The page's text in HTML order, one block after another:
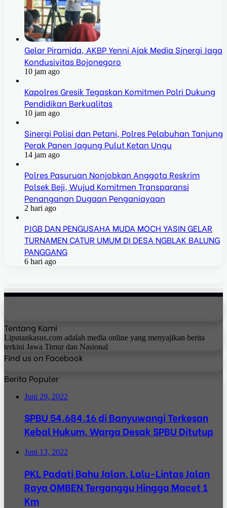
Gelar Piramida, AKBP Yenni Ajak Media Sinergi Jaga
Kondusivitas Bojonegoro
10 jam ago
Kapolres Gresik Tegaskan Komitmen Polri Dukung
Pendidikan Berkualitas
10 jam ago
Sinergi Polisi dan Petani, Polres Pelabuhan Tanjung
Perak Panen Jagung Pulut Ketan Ungu
14 jam ago
Polres Pasuruan Nonjobkan Anggota Reskrim
Polsek Beji, Wujud Komitmen Transparansi
Penanganan Dugaan Penganiayaan
2 hari ago
PJGB DAN PENGUSAHA MUDA MOCH YASIN GELAR
TURNAMEN CATUR UMUM DI DESA NGBLAK BALUNG
PANGGANG
6 hari ago
Tentang Kami
Liputankasus.com adalah media online yang menyajikan berita
terkini Jawa Timur dan Nasional
Find us on Facebook
Berita Populer
Juni 29, 2022
SPBU 54.684.16 di Banyuwangi Terkesan
Kebal Hukum, Warga Desak SPBU Ditutup
Juni 13, 2022
PKL Padati Bahu Jalan, Lalu-Lintas Jalan
Raya OMBEN Terganggu Hingga Macet 1
Km